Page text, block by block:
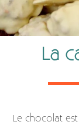
La
Le chocolat